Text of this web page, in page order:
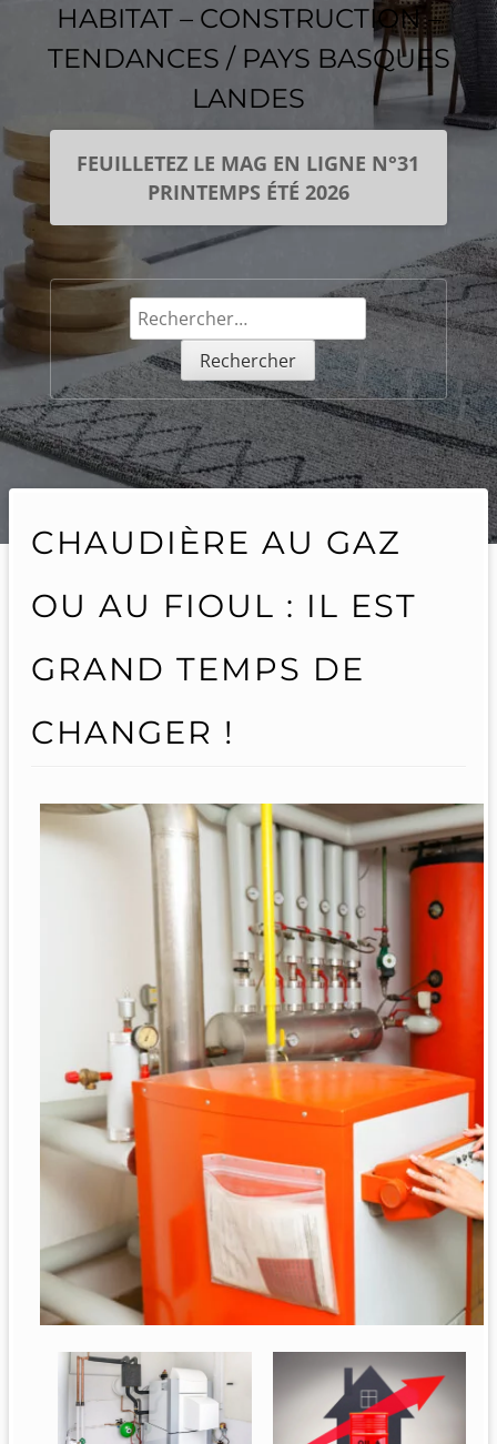
HABITAT – CONSTRUCTION –
TENDANCES / PAYS BASQUES
LANDES
FEUILLETEZ LE MAG EN LIGNE N°31
PRINTEMPS ÉTÉ 2026
Rechercher :
CHAUDIÈRE AU GAZ
OU AU FIOUL : IL EST
GRAND TEMPS DE
CHANGER !